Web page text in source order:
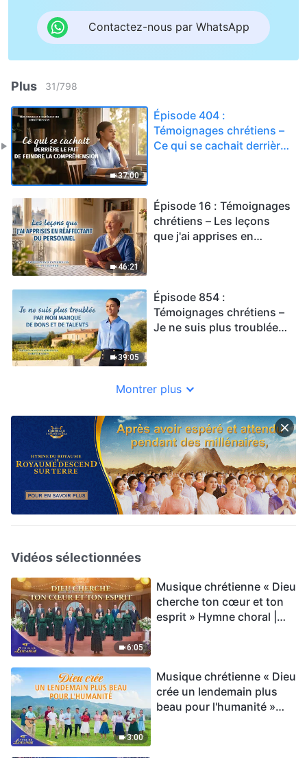
Contactez-nous par WhatsApp
Plus 31/798
37:00
Épisode 404 :
Témoignages chrétiens –
Ce qui se cachait derrière
46:21
Épisode 16 : Témoignages
chrétiens – Les leçons
que j'ai apprises en
39:05
Épisode 854 :
Témoignages chrétiens –
Je ne suis plus troublée
Montrer plus
Vidéos sélectionnées
6:05
Musique chrétienne « Dieu
cherche ton cœur et ton
esprit » Hymne choral |
3:00
Musique chrétienne « Dieu
crée un lendemain plus
beau pour l'humanité »